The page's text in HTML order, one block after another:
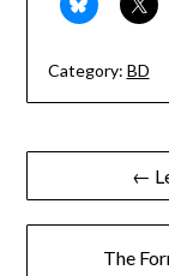
Category: BD
Navigation
de
l’article
←
The